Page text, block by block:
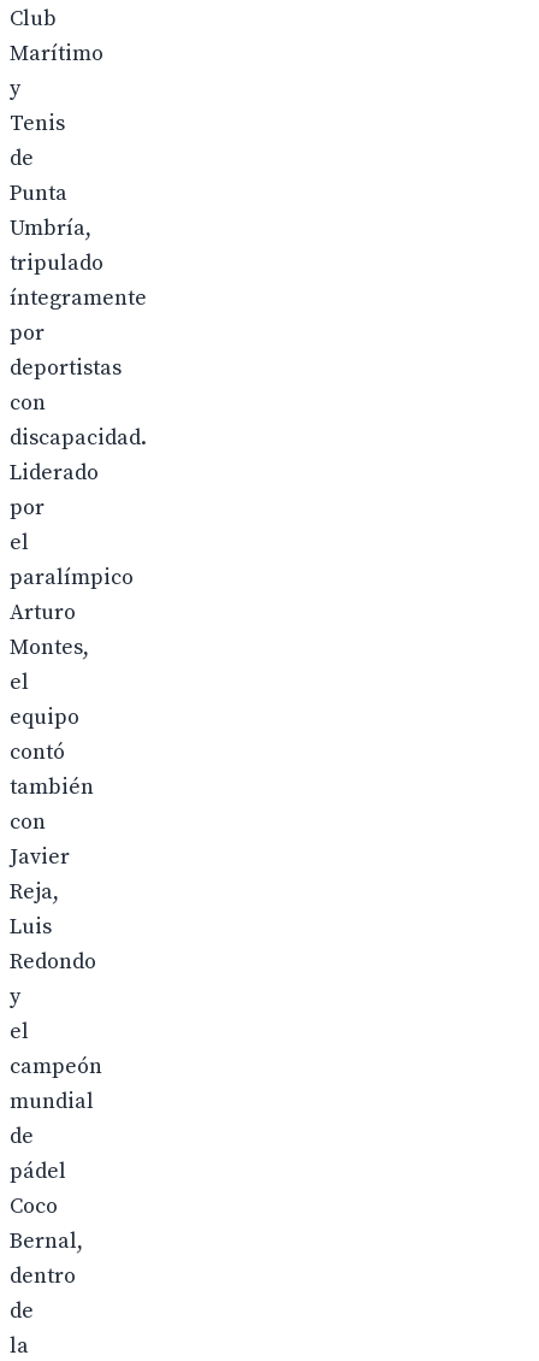
Club
Marítimo
y
Tenis
de
Punta
Umbría,
tripulado
íntegramente
por
deportistas
con
discapacidad.
Liderado
por
el
paralímpico
Arturo
Montes,
el
equipo
contó
también
con
Javier
Reja,
Luis
Redondo
y
el
campeón
mundial
de
pádel
Coco
Bernal,
dentro
de
la